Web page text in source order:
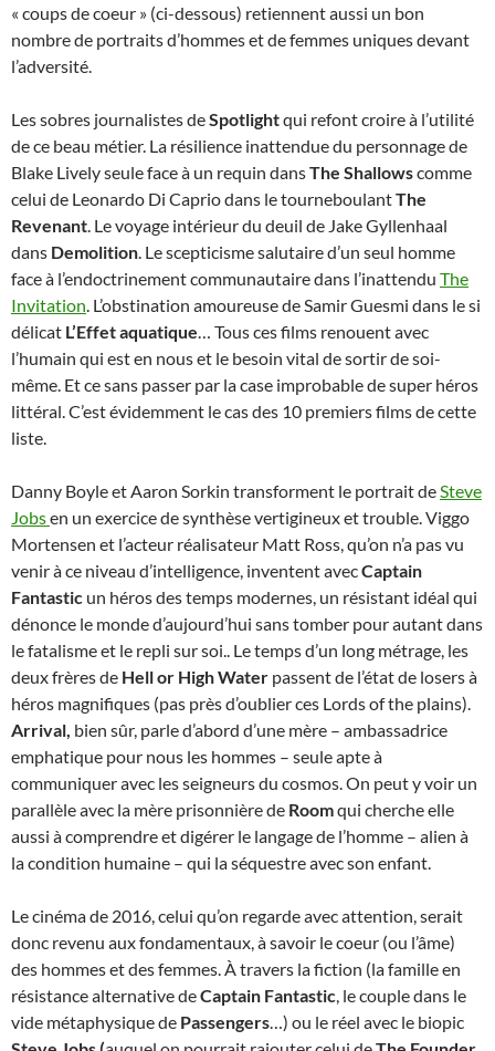
« coups de coeur » (ci-dessous) retiennent aussi un bon
nombre de portraits d’hommes et de femmes uniques devant
l’adversité.
Les sobres journalistes deSpotlightqui refont croire à l’utilité
de ce beau métier. La résilience inattendue du personnage de
Blake Lively seule face à un requin dansThe Shallowscomme
celui de Leonardo Di Caprio dans le tourneboulantThe
Revenant . Le voyage intérieur du deuil de Jake Gyllenhaal
dans Demolition . Le scepticisme salutaire d’un seul homme
face à l’endoctrinement communautaire dans l’inattendu The
Invitation . L’obstination amoureuse de Samir Guesmi dans le si
délicat L’Effet aquatique … Tous ces films renouent avec
l’humain qui est en nous et le besoin vital de sortir de soi-
même. Et ce sans passer par la case improbable de super héros
littéral. C’est évidemment le cas des 10 premiers films de cette
liste.
Danny Boyle et Aaron Sorkin transforment le portrait de Steve
Jobsen un exercice de synthèse vertigineux et trouble. Viggo
Mortensen et l’acteur réalisateur Matt Ross, qu’on n’a pas vu
venir à ce niveau d’intelligence, inventent avecCaptain
Fantastic un héros des temps modernes, un résistant idéal qui
dénonce le monde d’aujourd’hui sans tomber pour autant dans
le fatalisme et le repli sur soi.. Le temps d’un long métrage, les
deux frères de Hell or High Water passent de l’état de losers à
héros magnifiques (pas près d’oublier ces Lords of the plains).
Arrival, bien sûr, parle d’abord d’une mère – ambassadrice
emphatique pour nous les hommes – seule apte à
communiquer avec les seigneurs du cosmos. On peut y voir un
parallèle avec la mère prisonnière de Roomqui cherche elle
aussi à comprendre et digérer le langage de l’homme – alien à
la condition humaine – qui la séquestre avec son enfant.
Le cinéma de 2016, celui qu’on regarde avec attention, serait
donc revenu aux fondamentaux, à savoir le coeur (ou l’âme)
des hommes et des femmes. À travers la fiction (la famille en
résistance alternative deCaptain Fantastic , le couple dans le
vide métaphysique de Passengers …) ou le réel avec le biopic